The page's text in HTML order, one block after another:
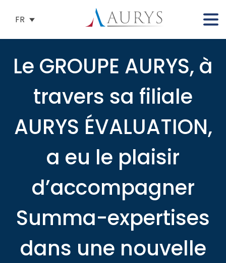
FR
Le GROUPE AURYS, à
travers sa filiale
AURYS ÉVALUATION,
a eu le plaisir
d’accompagner
Summa-expertises
dans une nouvelle